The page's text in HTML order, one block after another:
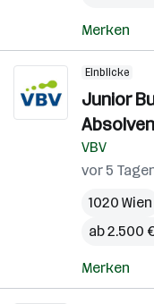
Merken
Einblicke
Junior
VBV
vor 5
1020 Wien
ab 2.500
Merken